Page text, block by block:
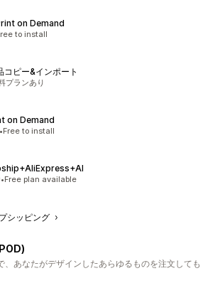
on Demand
：102件
to install
ピー&インポート
：37件
プランあり
on Demand
：3707件
•Free to install
：5905件
•Free plan available
シッピング
、あなたがデザインしたあらゆるものを注文しても